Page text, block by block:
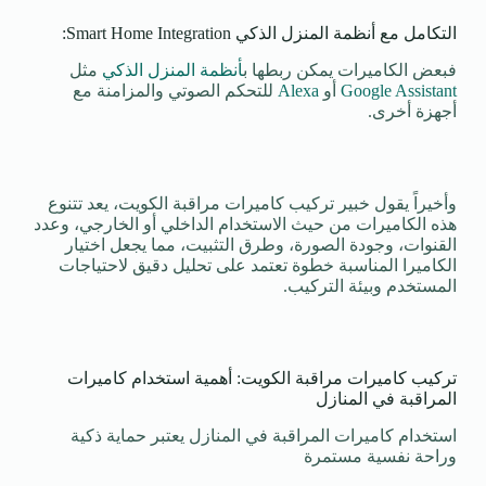
التكامل مع أنظمة المنزل الذكي Smart Home Integration:
فبعض الكاميرات يمكن ربطها بأنظمة المنزل الذكي مثل
Google Assistantأو Alexa للتحكم الصوتي والمزامنة مع
أجهزة أخرى.
وأخيراً يقول خبير تركيب كاميرات مراقبة الكويت، يعد تتنوع
هذه الكاميرات من حيث الاستخدام الداخلي أو الخارجي، وعدد
القنوات، وجودة الصورة، وطرق التثبيت، مما يجعل اختيار
الكاميرا المناسبة خطوة تعتمد على تحليل دقيق لاحتياجات
المستخدم وبيئة التركيب.
تركيب كاميرات مراقبة الكويت: أهمية استخدام كاميرات
المراقبة في المنازل
استخدام كاميرات المراقبة في المنازل يعتبر حماية ذكية
وراحة نفسية مستمرة